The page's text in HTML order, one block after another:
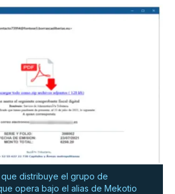
distribuye el grupo de
opera bajo el alias de Mekotio